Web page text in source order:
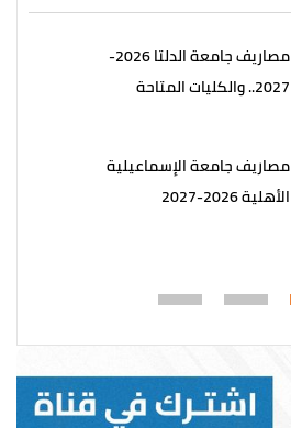
مصاريف جامعة الدلتا 2026-
2027.. والكليات المتاحة
مصاريف جامعة الإسماعيلية
الأهلية 2026-2027